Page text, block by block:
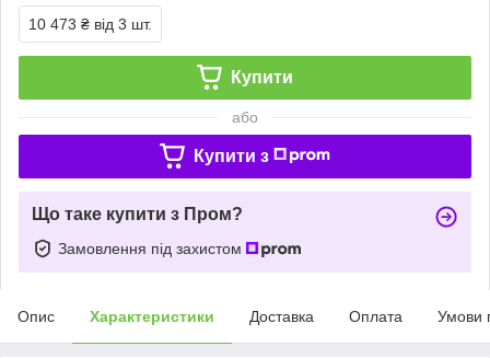
10 473 ₴ від 3 шт.
Купити
або
Купити з
Що таке купити з Пром?
Замовлення під захистом
Опис Характеристики Доставка Оплата Умови